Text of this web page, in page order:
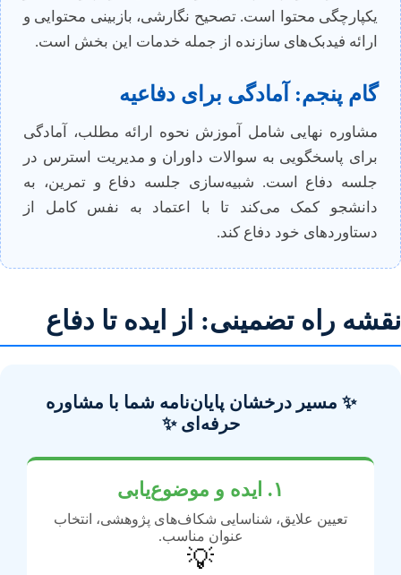
یکپارچگی محتوا است. تصحیح نگارشی، بازبینی محتوایی و
ارائه فیدبک‌های سازنده از جمله خدمات این بخش است.
گام پنجم: آمادگی برای دفاعیه
مشاوره نهایی شامل آموزش نحوه ارائه مطلب، آمادگی
برای پاسخگویی به سوالات داوران و مدیریت استرس در
جلسه دفاع است. شبیه‌سازی جلسه دفاع و تمرین، به
دانشجو کمک می‌کند تا با اعتماد به نفس کامل از
دستاوردهای خود دفاع کند.
نقشه راه تضمینی: از ایده تا دفاع
✨ مسیر درخشان پایان‌نامه شما با مشاوره
حرفه‌ای ✨
۱. ایده و موضوع‌یابی
تعیین علایق، شناسایی شکاف‌های پژوهشی، انتخاب
عنوان مناسب.
💡